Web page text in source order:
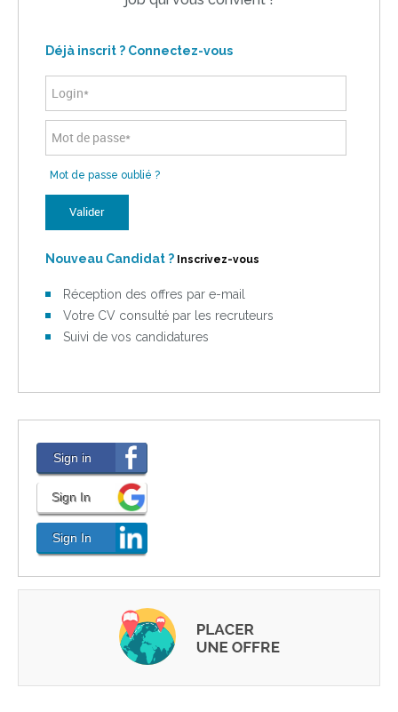
Déjà inscrit ? Connectez-vous
Mot de passe oublié ?
Nouveau Candidat ? Inscrivez-vous
Réception des offres par e-mail
Votre CV consulté par les recruteurs
Suivi de vos candidatures
Sign in
Sign In
Sign In